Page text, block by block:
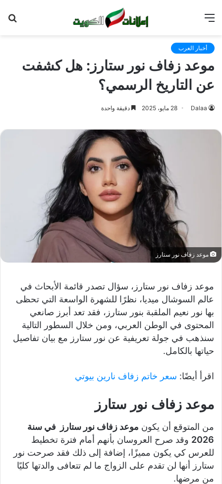
أخبار العرب
موعد زفاف نور ستارز: هل كشفت
عن التاريخ الرسمي؟
Dalaa 28 مايو، 2025 دقيقة واحدة
موعد زفاف نور ستارز
موعد زفاف نور ستارز، سؤال تصدر قائمة الأبحاث في
عالم السوشال ميديا، نظرًا للشهرة الواسعة التي تحظى
بها نور نعيم الملقبة بنور ستارز، فقد تعد أبرز صانعي
المحتوى في الوطن العربي، ومن خلال السطور التالية
سنذهب في جولة تعريفية عن نور ستارز مع بيان تفاصيل
حياتها بالكامل.
اقرأ أيضًا: سعر خاتم زفاف نارين بيوتي
موعد زفاف نور ستارز
من المتوقع أن يكون موعد زفاف نور ستارز
في سنة
2026 وقد صرح العروسان بأنهم أمام فترة تخطيط
للعرس كي يكون مميزًا، إضافة إلى ذلك فقد صرحت نور
ستارز أنها لن تقدم على الزواج ما لم تتعافى والدتها كليًا
من مرضها.